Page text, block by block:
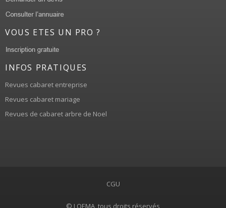
VOUS ETES UN PRO ?
INFOS PRATIQUES
Revues cabaret entreprise
Revues cabaret mariage
Revues de cabaret arbre de Noel
CGU
© LOEMA, tous droits réservés